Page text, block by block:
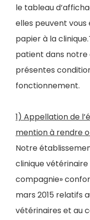
le tableau
elles peuvent
papier à la
patient dans notre
présentes
fonctionnement.
1) Appellation de
mention à rendre
Notre
clinique
compagnie»
mars 2015 relatifs
vétérinaires et au